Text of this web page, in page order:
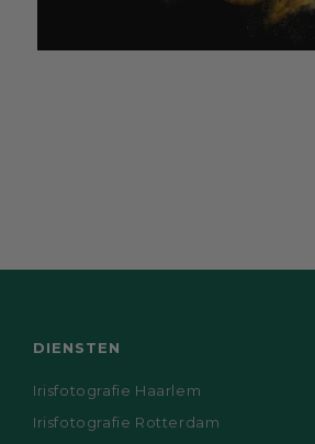
DIENSTEN
Irisfotografie Haarlem
Irisfotografie Rotterdam